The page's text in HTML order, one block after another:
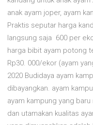
anak ayam joper, ayam
Praktis seputar harga
langsung saja 600 per
harga bibit ayam potong
Rp30. 000/ekor (ayam
2020 Budidaya ayam
dibayangkan. ayam
ayam kampung yang
dan utamakan kualitas